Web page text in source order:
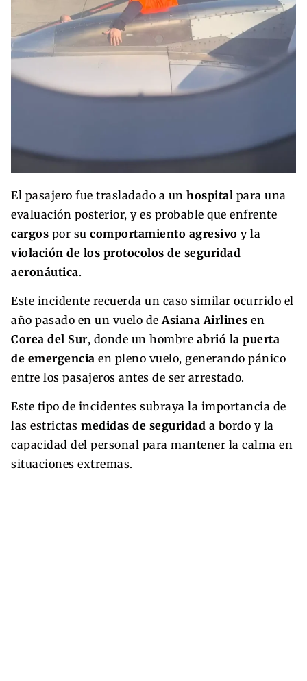
El pasajero fue trasladado a un hospital para una
evaluación posterior, y es probable que enfrente
cargos por su comportamiento agresivo y la
violación de los protocolos de seguridad
aeronáutica.
Este incidente recuerda un caso similar ocurrido el
año pasado en un vuelo de Asiana Airlines en
Corea del Sur, donde un hombre abrió la puerta
de emergencia en pleno vuelo, generando pánico
entre los pasajeros antes de ser arrestado.
Este tipo de incidentes subraya la importancia de
las estrictas medidas de seguridad a bordo y la
capacidad del personal para mantener la calma en
situaciones extremas.